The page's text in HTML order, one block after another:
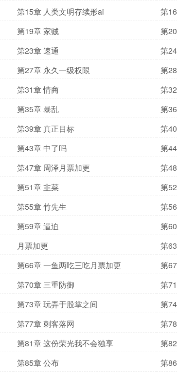
第15章 人类文明存续形ai
第
第19章 家贼
第
第23章 速通
第
第27章 永久一级权限
第
第31章 情商
第
第35章 暴乱
第
第39章 真正目标
第
第43章 中了吗
第
第47章 周泽月票加更
第
第51章 韭菜
第
第55章 竹先生
第
第59章 逼迫
第
月票加更
第
第66章 一鱼两吃三吃月票加更
第
第70章 三重防御
第
第73章 玩弄于股掌之间
第
第77章 刺客落网
第
第81章 这份荣光我不会独享
第
第85章 公布
第